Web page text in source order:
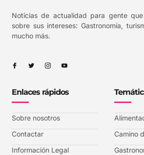
Noticias de actualidad para gente
sobre sus intereses: Gastronomía,
mucho más.
Enlaces rápidos
Sobre nosotros
Contactar
Información Legal
Camino